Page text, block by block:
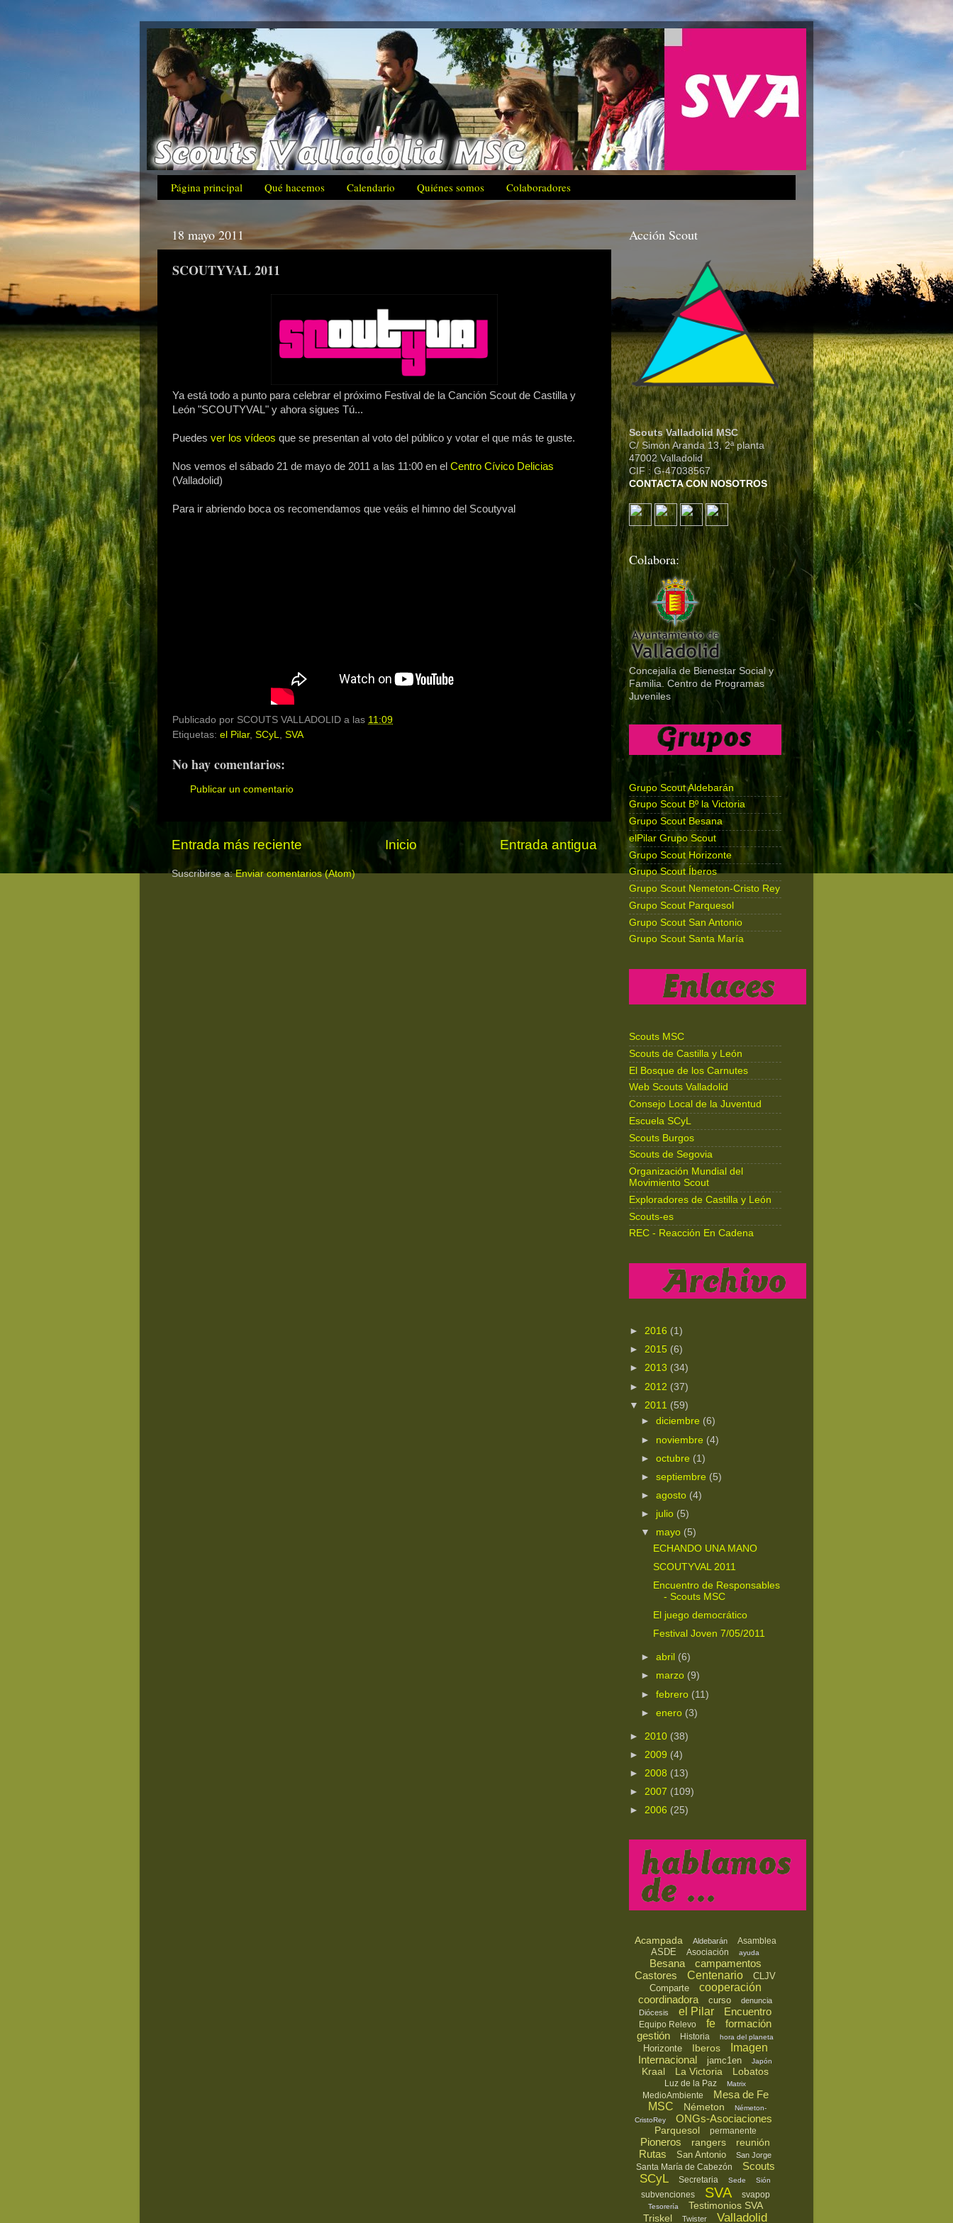
Página principal Qué hacemos Calendario Quiénes somos Colaboradores
18 mayo 2011
SCOUTYVAL 2011
Ya está todo a punto para celebrar el próximo Festival de la Canción Scout de Castilla y
León "SCOUTYVAL" y ahora sigues Tú...
Puedes ver los vídeos que se presentan al voto del público y votar el que más te guste.
Nos vemos el sábado 21 de mayo de 2011 a las 11:00 en el Centro Cívico Delicias
(Valladolid)
Para ir abriendo boca os recomendamos que veáis el himno del Scoutyval
Publicado por SCOUTS VALLADOLID a las 11:09
Etiquetas: el Pilar, SCyL, SVA
No hay comentarios:
Publicar un comentario
Entrada más reciente Entrada antigua
Inicio
Suscribirse a:Enviar comentarios (Atom)
Acción Scout
Scouts Valladolid MSC
C/ Simón Aranda 13, 2ª planta
47002 Valladolid
CIF : G-47038567
CONTACTA CON NOSOTROS
Colabora:
Concejalía de Bienestar Social y
Familia. Centro de Programas
Juveniles
Grupo Scout Aldebarán
Grupo Scout Bº la Victoria
Grupo Scout Besana
elPilar Grupo Scout
Grupo Scout Horizonte
Grupo Scout Íberos
Grupo Scout Nemeton-Cristo Rey
Grupo Scout Parquesol
Grupo Scout San Antonio
Grupo Scout Santa María
Scouts MSC
Scouts de Castilla y León
El Bosque de los Carnutes
Web Scouts Valladolid
Consejo Local de la Juventud
Escuela SCyL
Scouts Burgos
Scouts de Segovia
Organización Mundial del
Movimiento Scout
Exploradores de Castilla y León
Scouts-es
REC - Reacción En Cadena
► 2016 (1)
► 2015 (6)
► 2013 (34)
► 2012 (37)
▼ 2011 (59)
►diciembre (6)
► noviembre (4)
►octubre (1)
►septiembre (5)
►agosto (4)
► julio (5)
▼ mayo (5)
ECHANDO UNA MANO
SCOUTYVAL 2011
Encuentro de Responsables
- Scouts MSC
El juego democrático
Festival Joven 7/05/2011
►abril (6)
► marzo (9)
►febrero (11)
►enero (3)
► 2010 (38)
► 2009 (4)
► 2008 (13)
► 2007 (109)
► 2006 (25)
Acampada Aldebarán Asamblea
ASDE Asociación ayuda
Besana
campamentos
Castores
Centenario
CLJV
Comparte
cooperación
coordinadora
curso
denuncia
Diócesis
el Pilar Encuentro
Equipo Relevo fe
formación
gestión
Historia hora del planeta
Horizonte Iberos
Imagen
Internacional
jamc1en Japón
Kraal La Victoria Lobatos
Luz de la Paz Matrix
MedioAmbiente
Mesa de Fe
MSC
Németon
Németon-
CristoRey
ONGs-Asociaciones
Parquesol permanente
Pioneros rangers reunión
Rutas San Antonio San Jorge
Santa María de Cabezón Scouts
SCyL Secretaria Sede Sión
subvenciones SVA svapop
Tesorería
Testimonios SVA
Triskel
Twister Valladolid